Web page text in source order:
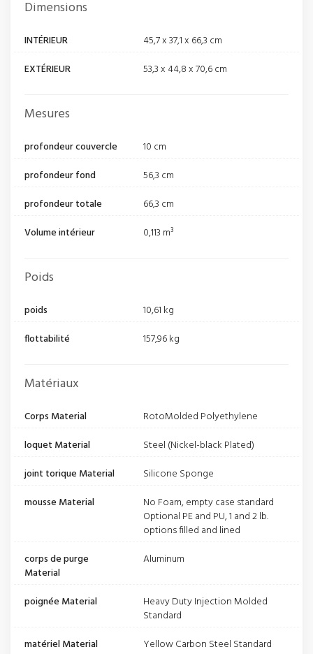
Dimensions
INTÉRIEUR
45,7 x 37,1 x 66,3 cm
EXTÉRIEUR
53,3 x 44,8 x 70,6 cm
Mesures
profondeur couvercle
10 cm
profondeur fond
56,3 cm
profondeur totale
66,3 cm
Volume intérieur
0,113 m³
Poids
poids
10,61 kg
flottabilité
157,96 kg
Matériaux
Corps Material
RotoMolded Polyethylene
loquet Material
Steel (Nickel-black Plated)
joint torique Material
Silicone Sponge
mousse Material
No Foam, empty case standard
Optional PE and PU, 1 and 2 lb.
options filled and lined
corps de purge
Material
Aluminum
poignée Material
Heavy Duty Injection Molded
Standard
matériel Material
Yellow Carbon Steel Standard